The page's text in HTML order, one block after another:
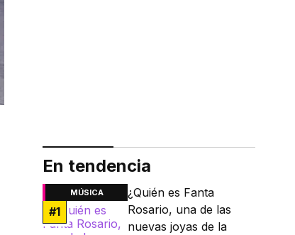
En tendencia
MÚSICA
#1
¿Quién es Fanta
Rosario, una de las
nuevas joyas de la